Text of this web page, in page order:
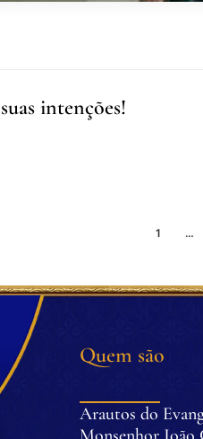
intenções!
1 …
Quem são
Arautos do